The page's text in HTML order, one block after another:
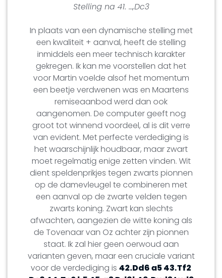
Stelling na 41. …,Dc3
In plaats van een dynamische stelling met
een kwaliteit + aanval, heeft de stelling
inmiddels een meer technisch karakter
gekregen. Ik kan me voorstellen dat het
voor Martin voelde alsof het momentum
een beetje verdwenen was en Maartens
remiseaanbod werd dan ook
aangenomen. De computer geeft nog
groot tot winnend voordeel, al is dit verre
van evident. Met perfecte verdediging is
het waarschijnlijk houdbaar, maar zwart
moet regelmatig enige zetten vinden. Wit
dient speldenprikjes tegen zwarts pionnen
op de damevleugel te combineren met
een aanval op de zwarte velden tegen
zwarts koning. Zwart kan slechts
afwachten, aangezien de witte koning als
de Tovenaar van Oz achter zijn pionnen
staat. Ik zal hier geen oerwoud aan
varianten geven, maar een cruciale variant
voor de verdediging is 42.Dd6 a5 43.Tf2